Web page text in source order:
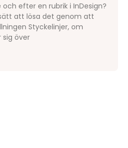
efter en rubrik i InDesign?
att lösa det genom att
Styckelinjer, om
sig över